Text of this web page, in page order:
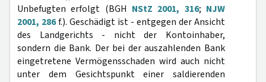
Unbefugten erfolgt (BGH NStZ 2001, 316; NJW
2001, 286f.). Geschädigt ist - entgegen der Ansicht
des Landgerichts - nicht der Kontoinhaber,
sondern die Bank. Der bei der auszahlenden Bank
eingetretene Vermögensschaden wird auch nicht
unter dem Gesichtspunkt einer saldierenden